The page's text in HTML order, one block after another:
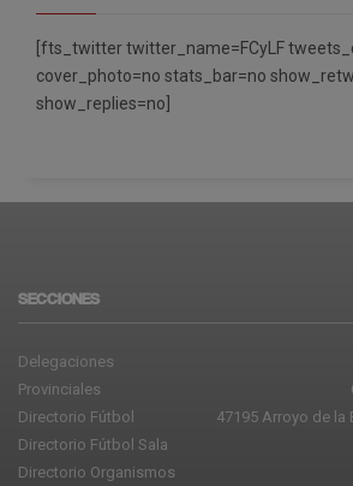
[fts_twitter twitter_name=FCyLF
cover_photo=no stats_bar=no
show_replies=no]
SECCIONES
Delegaciones
Provinciales
Directorio Fútbol
Directorio Fútbol Sala
Directorio Organismos
47195 Arroyo de